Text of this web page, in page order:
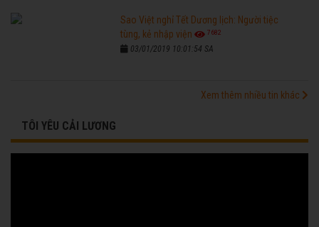
Sao Việt nghỉ Tết Dương lịch: Người tiệc
tùng, kẻ nhập viện
7682
03/01/2019 10:01:54 SA
Xem thêm nhiều tin khác
TÔI YÊU CẢI LƯƠNG